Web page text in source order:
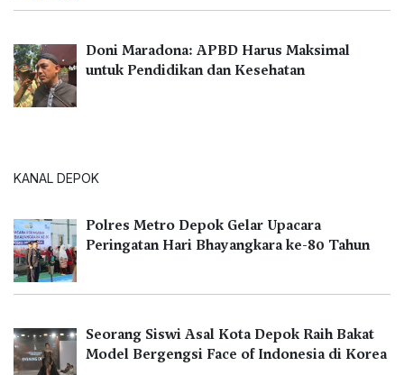
Doni Maradona: APBD Harus Maksimal
untuk Pendidikan dan Kesehatan
KANAL DEPOK
Polres Metro Depok Gelar Upacara
Peringatan Hari Bhayangkara ke-80 Tahun
Seorang Siswi Asal Kota Depok Raih Bakat
Model Bergengsi Face of Indonesia di Korea